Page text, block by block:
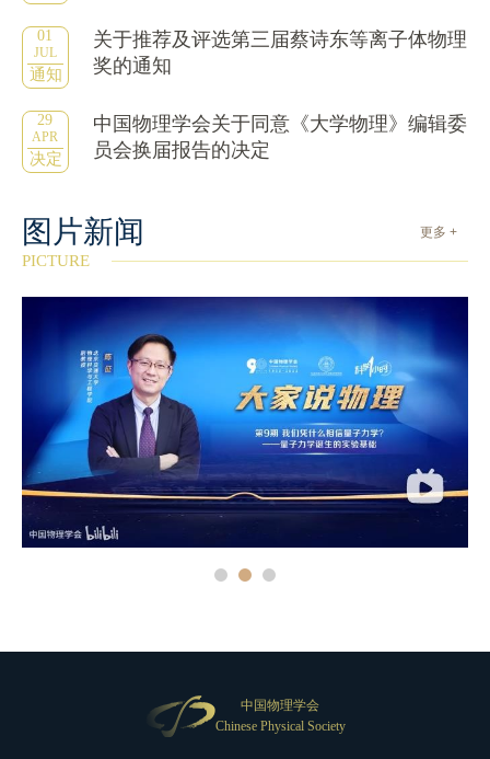
01
JUL
通知
关于推荐及评选第三届蔡诗东等离子体物理
奖的通知
29
APR
决定
中国物理学会关于同意《大学物理》编辑委
员会换届报告的决定
更多 +
图片新闻
PICTURE
中国物理学会
Chinese Physical Society